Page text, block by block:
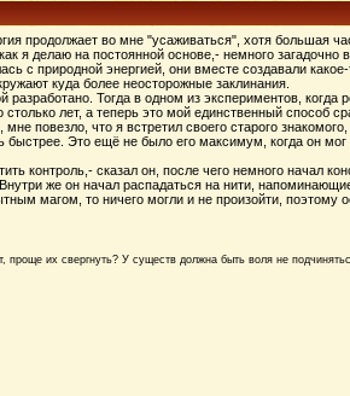
продолжает во мне "усаживаться", хотя большая
я делаю на постоянной основе,- немного загадочно
с природной энергией, они вместе создавали
куда более неосторожные заклинания.
Тогда в одном из экспериментов, когда
лет, а теперь это мой единственный способ
повезло, что я встретил своего старого
Это ещё не было его максимум, когда он
контроль,- сказал он, после чего немного начал
же он начал распадаться на нити,
магом, то ничего могли и не произойти, поэтому
их свергнуть? У существ должна быть воля не